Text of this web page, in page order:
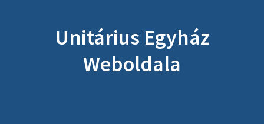
Unitárius Egyház
Weboldala